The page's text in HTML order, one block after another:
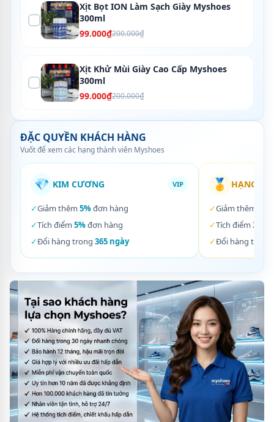
Xịt Bọt ION Làm Sạch Giày Myshoes
300ml
99.000₫200.000₫
Xịt Khử Mùi Giày Cao Cấp Myshoes
300ml
99.000₫200.000₫
ĐẶC QUYỀN KHÁCH HÀNG
Vuốt để xem các hạng thành viên Myshoes
💎 KIM CƯƠNG VIP
✓Giảm thêm 5%đơn hàng
✓Tích điểm 5%đơn hàng
✓Đổi hàng trong 365 ngày
🥇 HẠNG
✓Giảm thêm
✓Tích điểm 3%
✓Đổi hàng trong